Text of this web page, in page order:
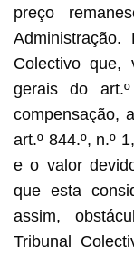
preço
Colectivo que,
gerais do
compensação,
art.º 844.º, n.º
e o valor
que esta
assim,
Tribunal